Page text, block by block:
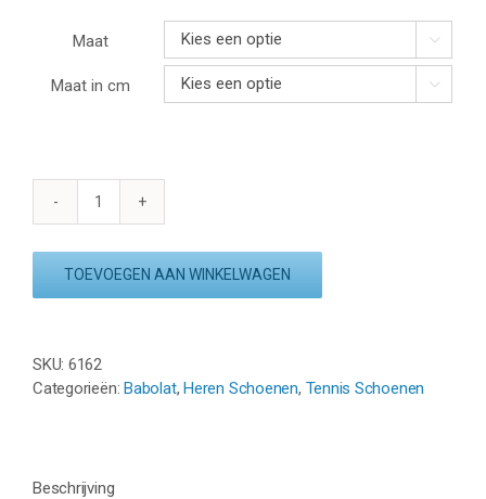
Maat 
Maat in cm 
BABOLAT
CLAY
/
PORT
TOEVOEGEN AAN WINKELWAGEN
SKU: 6162
Categorieën:Babolat,Heren Schoenen, Tennis Schoenen
Beschrijving